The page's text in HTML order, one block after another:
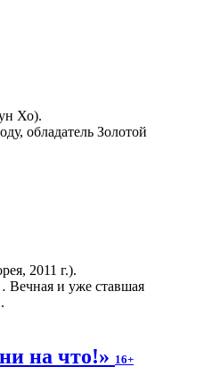
Хо).
обладатель Золотой
2011 г.).
Вечная и уже ставшая
на что!» 16+